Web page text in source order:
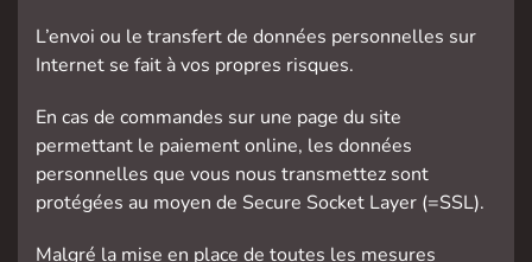
L’envoi ou le transfert de données personnelles sur
Internet se fait à vos propres risques.
En cas de commandes sur une page du site
permettant le paiement online, les données
personnelles que vous nous transmettez sont
protégées au moyen de Secure Socket Layer (=SSL).
Malgré la mise en place de toutes les mesures